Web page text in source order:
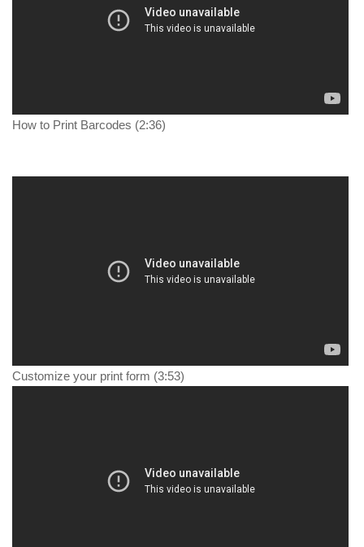
How to Print Barcodes (2:36)
Customize your print form (3:53)